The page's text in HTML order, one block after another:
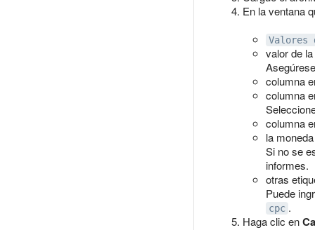
En la ventana
Valores
valor de
columna
columna
columna
la
Si no se
informes.
otras
Puede
cpc .
Haga clic en